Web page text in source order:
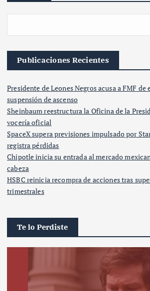
Publicaciones Recientes
Presidente de Leones Negros acusa a FMF de
suspensión de ascenso
Sheinbaum reestructura la Oficina de la
vocería oficial
SpaceX supera previsiones impulsado por
registra pérdidas
Chipotle inicia su entrada al mercado
cabeza
HSBC reinicia recompra de acciones tras
trimestrales
Te lo Perdiste